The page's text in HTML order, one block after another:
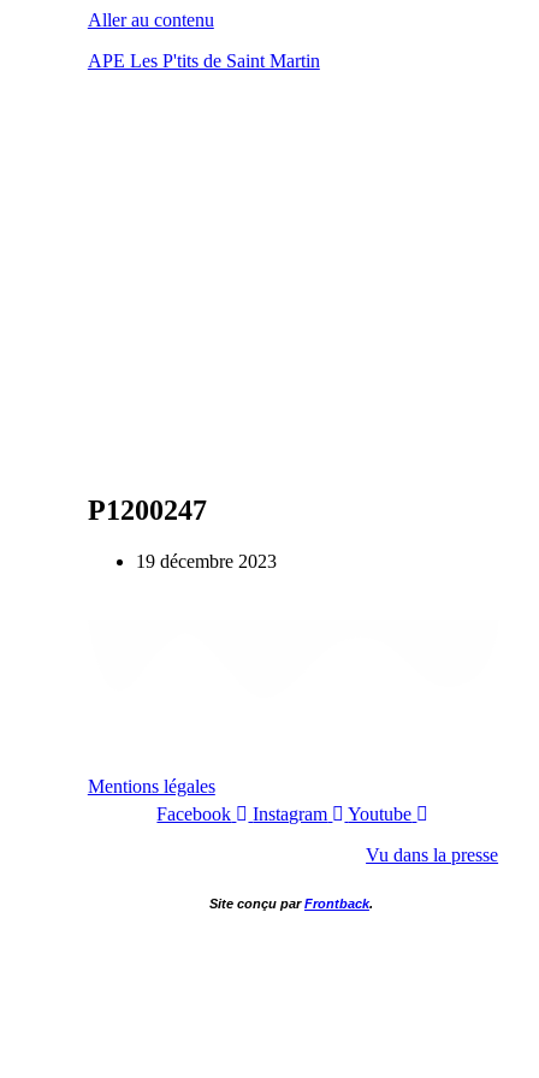
Aller au contenu
APE Les P'tits de Saint Martin
P1200247
19 décembre 2023
Mentions légales
Facebook
Instagram
Youtube
Vu dans la presse
Site conçu parFrontback.